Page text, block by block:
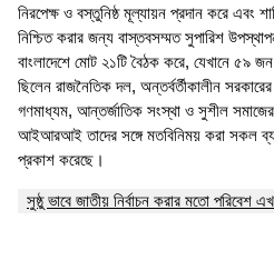
নিরপেক্ষ ও বস্তুনিষ্ঠ মূল্যায়ন প্রদান করে এবং
নিশ্চিত করার জন্য বাস্তবসম্মত সুপারিশ
বাংলাদেশে মোট ২১টি বৈঠক করে, যেখানে ৫৯
ছিলেন রাজনৈতিক দল, অন্তর্বর্তীকালীন
গণমাধ্যম, আন্তর্জাতিক সংস্থা ও সুশীল সমাজের
আইআরআই তাদের সঙ্গে মতবিনিময় করা সকল
প্রকাশ করেছে।
সুষ্ঠু ভাবে জাতীয় নির্বাচন করার মতো পরিবেশ